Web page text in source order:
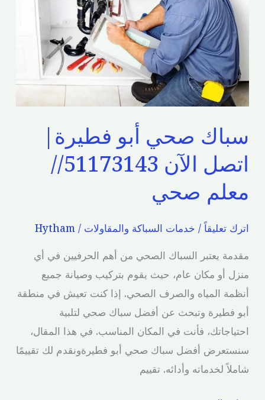
سباك صحي أبو فطيرة|
اتصل الآن 51173143//
معلم صحي
اترك تعليقاً / خدمات السباكة والمقاولات /
Hytham
مقدمة يعتبر السباك الصحي من أهم الحرفيين في أي
منزل أو مكان عام، حيث يقوم بتركيب وصيانة جميع
أنظمة المياه والصرف الصحي. إذا كنت تعيش في منطقة
أبو فطيرة وتبحث عن أفضل سباك صحي لتلبية
احتياجاتك، فأنت في المكان المناسب. في هذا المقال،
سنستعرض أفضل سباك صحي أبو فطيرةونقدم لك تقييمًا
شاملاً لخدماته وأدائه. تقييم
فطيرة|
اتصل
الآن
51173143//
معلم
صحي